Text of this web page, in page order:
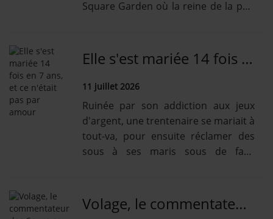
Square Garden où la reine de la pop
Elle s'est mariée 14 fois en 7 ans, et ce n'était pas par amour
11 juillet 2026
Ruinée par son addiction aux jeux
d'argent, une trentenaire se mariait à
tout-va, pour ensuite réclamer des
sous à ses maris sous de faux
Volage, le commentateur des Spurs se fait afficher par sa copine